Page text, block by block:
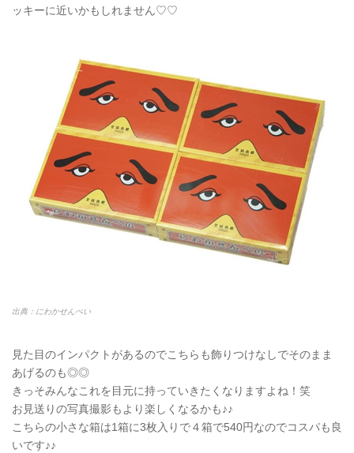
ッキーに近いかもしれません♡♡
出典：にわかせんぺい
見た目のインパクトがあるのでこちらも飾りつけなしでそのまま
あげるのも◎◎
きっそみんなこれを目元に持っていきたくなりますよね！笑
お見送りの写真撮影もより楽しくなるかも♪♪
こちらの小さな箱は1箱に3枚入りで４箱で540円なのでコスパも良
いです♪♪